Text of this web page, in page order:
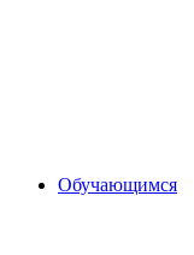
Обучающимся